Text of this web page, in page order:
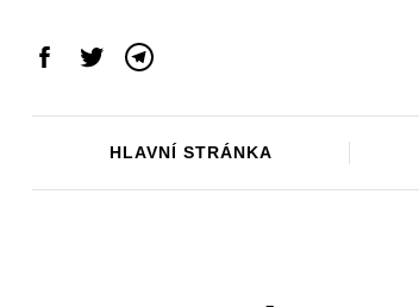
Facebook
TwitterTelegram
HLAVNÍ STRÁNKA